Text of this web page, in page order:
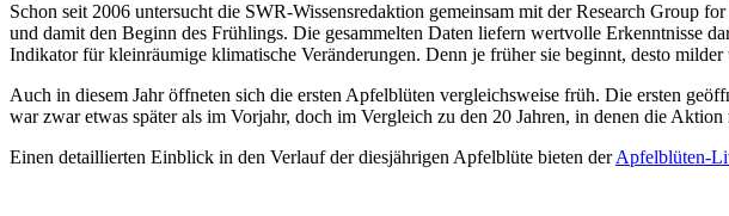
Schon seit 2006 untersucht die SWR-Wissensredaktion gemeinsam mit der Research Group
und damit den Beginn des Frühlings. Die gesammelten Daten liefern wertvolle Erkenntnisse
Indikator für kleinräumige klimatische Veränderungen. Denn je früher sie beginnt, desto
Auch in diesem Jahr öffneten sich die ersten Apfelblüten vergleichsweise früh. Die ersten
war zwar etwas später als im Vorjahr, doch im Vergleich zu den 20 Jahren, in denen die
Einen detaillierten Einblick in den Verlauf der diesjährigen Apfelblüte bieten derApfelblüten-